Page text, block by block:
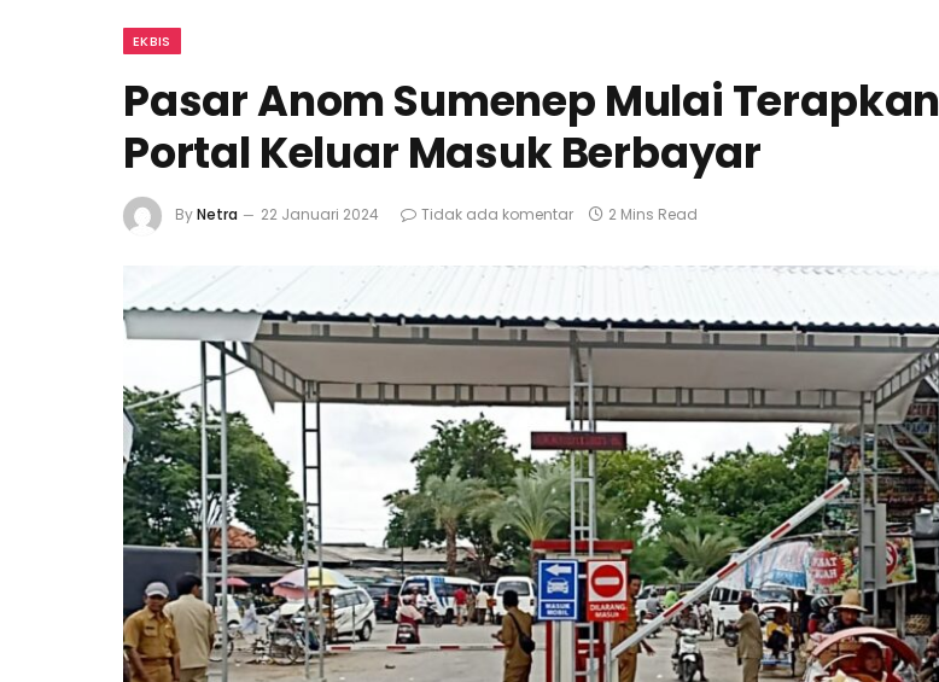
EKBIS
Pasar Anom Sumenep Mulai Terapkan
Portal Keluar Masuk Berbayar
ByNetra 22 Januari 2024 Tidak ada komentar 2 Mins Read